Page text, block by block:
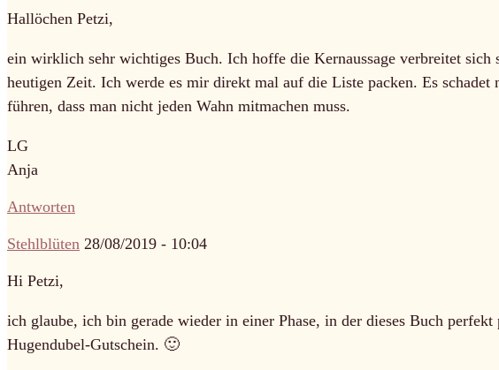
Hallöchen Petzi,
ein wirklich sehr wichtiges Buch. Ich hoffe die Kernaussage verbreitet
heutigen Zeit. Ich werde es mir direkt mal auf die Liste packen. Es
führen, dass man nicht jeden Wahn mitmachen muss.
LG
Anja
Antworten
Stehlblüten 28/08/2019 - 10:04
Hi Petzi,
ich glaube, ich bin gerade wieder in einer Phase, in der dieses Buch perfekt
Hugendubel-Gutschein. 🙂